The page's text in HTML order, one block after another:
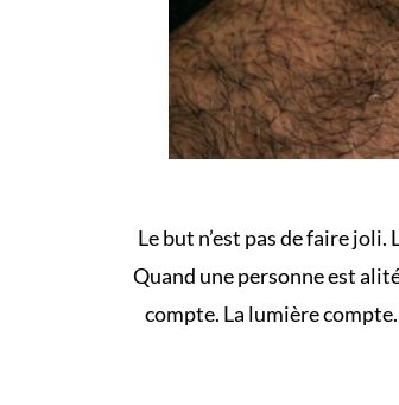
Le but n’est pas de faire
Quand une personne est
compte. La lumière